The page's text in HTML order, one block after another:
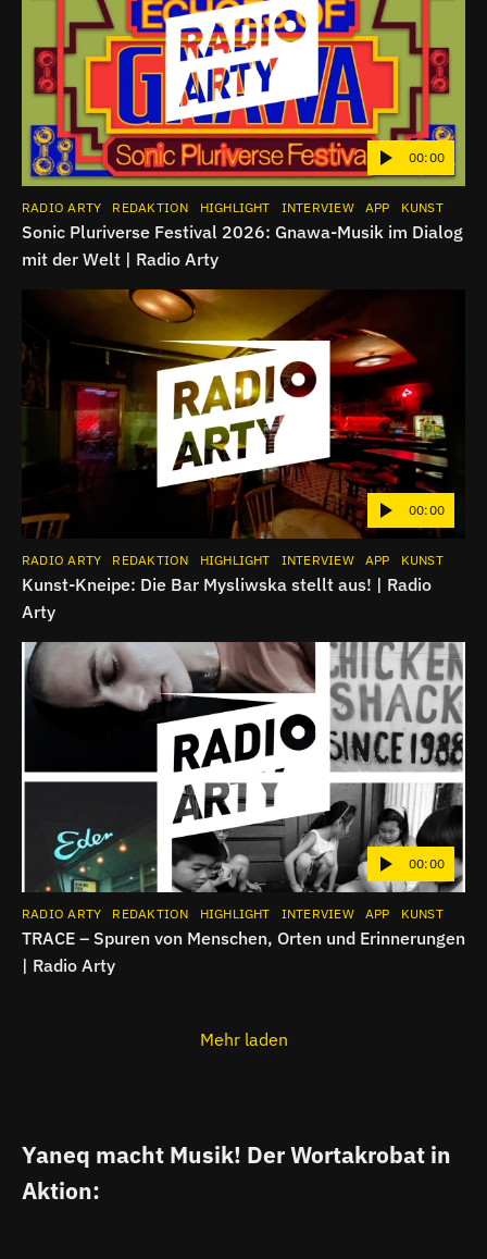
00:00
RADIO ARTY REDAKTION HIGHLIGHT INTERVIEW APP KUNST
Sonic Pluriverse Festival 2026: Gnawa-Musik im Dialog
mit der Welt | Radio Arty
00:00
RADIO ARTY REDAKTION HIGHLIGHT INTERVIEW APP KUNST
Kunst-Kneipe: Die Bar Mysliwska stellt aus! | Radio
Arty
00:00
RADIO ARTY REDAKTION HIGHLIGHT INTERVIEW APP KUNST
TRACE – Spuren von Menschen, Orten und Erinnerungen
| Radio Arty
Mehr laden
Yaneq macht Musik! Der Wortakrobat in
Aktion: